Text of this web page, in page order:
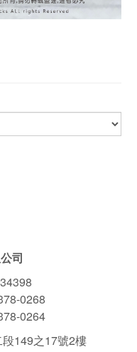
司
0268
0264
149之17號2樓